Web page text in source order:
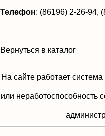
Телефон: (86196) 2-26-94,
Вернуться в каталог
На сайте работает
или неработоспособность